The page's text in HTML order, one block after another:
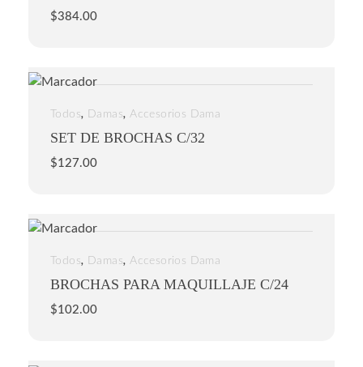
$384.00
SET DE BROCHAS C/32
$127.00
Todos, Damas, Accesorios Dama
BROCHAS PARA MAQUILLAJE C/24
$102.00
Todos, Damas, Accesorios Dama